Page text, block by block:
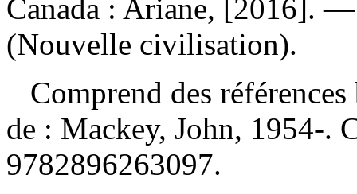
Canada : Ariane, [2016].
(Nouvelle civilisation).
Comprend des
de : Mackey, John, 1954-.
9782896263097.